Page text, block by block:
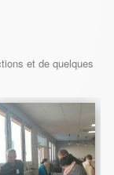
et de quelques